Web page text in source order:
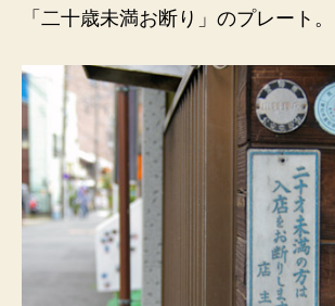
「二十歳未満お断り」のプレート。